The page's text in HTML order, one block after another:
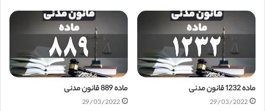
ماده 1232 قانون مدنی
29/03/2022
ماده 889 قانون مدنی
29/03/2022